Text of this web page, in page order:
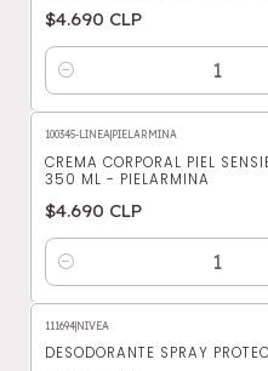
$4.690 CLP
Cantidad
100345-LINEA PIELARMINA
CREMA CORPORAL PIEL
350 ML - PIELARMINA
$4.690 CLP
Cantidad
111694 NIVEA
DESODORANTE SPRAY